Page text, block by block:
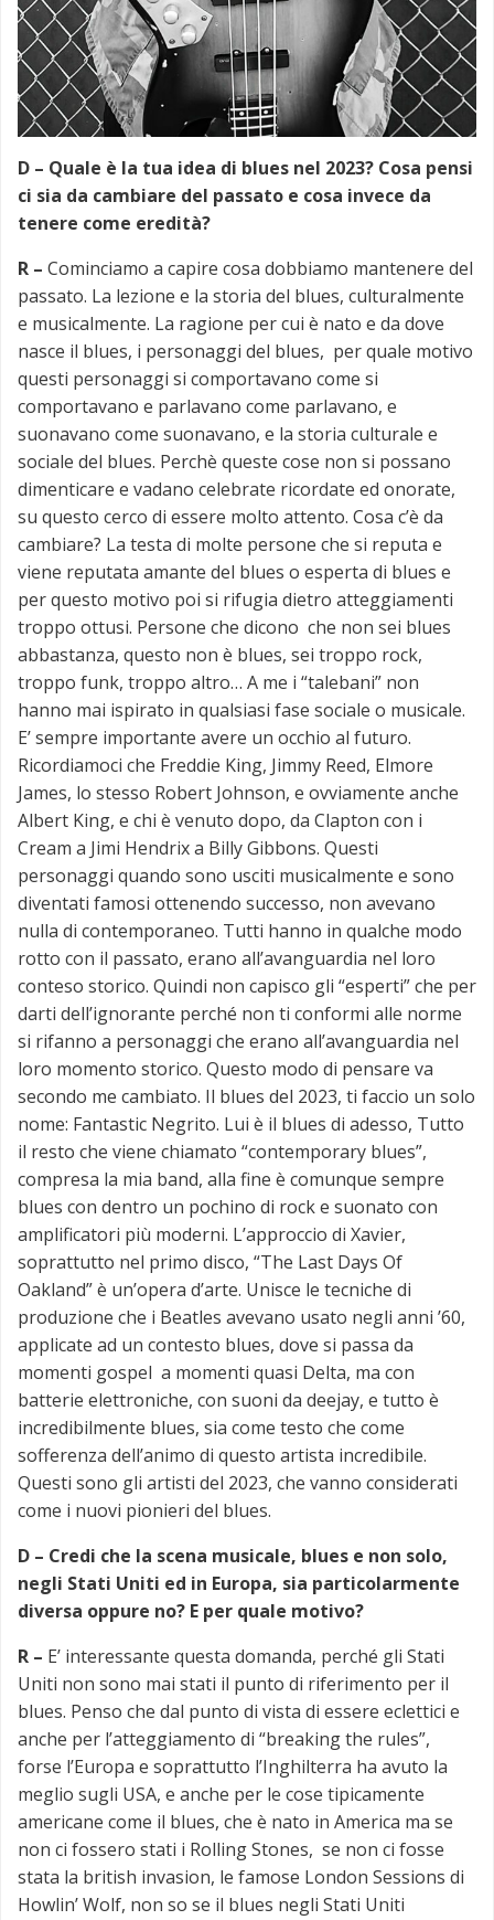
D – Quale è la tua idea di blues nel 2023? Cosa pensi
ci sia da cambiare del passato e cosa invece da
tenere come eredità?
R – Cominciamo a capire cosa dobbiamo mantenere del
passato. La lezione e la storia del blues, culturalmente
e musicalmente. La ragione per cui è nato e da dove
nasce il blues, i personaggi del blues, per quale motivo
questi personaggi si comportavano come si
comportavano e parlavano come parlavano, e
suonavano come suonavano, e la storia culturale e
sociale del blues. Perchè queste cose non si possano
dimenticare e vadano celebrate ricordate ed onorate,
su questo cerco di essere molto attento. Cosa c’è da
cambiare? La testa di molte persone che si reputa e
viene reputata amante del blues o esperta di blues e
per questo motivo poi si rifugia dietro atteggiamenti
troppo ottusi. Persone che dicono che non sei blues
abbastanza, questo non è blues, sei troppo rock,
troppo funk, troppo altro… A me i “talebani” non
hanno mai ispirato in qualsiasi fase sociale o musicale.
E’ sempre importante avere un occhio al futuro.
Ricordiamoci che Freddie King, Jimmy Reed, Elmore
James, lo stesso Robert Johnson, e ovviamente anche
Albert King, e chi è venuto dopo, da Clapton con i
Cream a Jimi Hendrix a Billy Gibbons. Questi
personaggi quando sono usciti musicalmente e sono
diventati famosi ottenendo successo, non avevano
nulla di contemporaneo. Tutti hanno in qualche modo
rotto con il passato, erano all’avanguardia nel loro
conteso storico. Quindi non capisco gli “esperti” che per
darti dell’ignorante perché non ti conformi alle norme
si rifanno a personaggi che erano all’avanguardia nel
loro momento storico. Questo modo di pensare va
secondo me cambiato. Il blues del 2023, ti faccio un solo
nome: Fantastic Negrito. Lui è il blues di adesso, Tutto
il resto che viene chiamato “contemporary blues”,
compresa la mia band, alla fine è comunque sempre
blues con dentro un pochino di rock e suonato con
amplificatori più moderni. L’approccio di Xavier,
soprattutto nel primo disco, “The Last Days Of
Oakland” è un’opera d’arte. Unisce le tecniche di
produzione che i Beatles avevano usato negli anni ’60,
applicate ad un contesto blues, dove si passa da
momenti gospel a momenti quasi Delta, ma con
batterie elettroniche, con suoni da deejay, e tutto è
incredibilmente blues, sia come testo che come
sofferenza dell’animo di questo artista incredibile.
Questi sono gli artisti del 2023, che vanno considerati
come i nuovi pionieri del blues.
D – Credi che la scena musicale, blues e non solo,
negli Stati Uniti ed in Europa, sia particolarmente
diversa oppure no? E per quale motivo?
R – E’ interessante questa domanda, perché gli Stati
Uniti non sono mai stati il punto di riferimento per il
blues. Penso che dal punto di vista di essere eclettici e
anche per l’atteggiamento di “breaking the rules”,
forse l’Europa e soprattutto l’Inghilterra ha avuto la
meglio sugli USA, e anche per le cose tipicamente
americane come il blues, che è nato in America ma se
non ci fossero stati i Rolling Stones, se non ci fosse
stata la british invasion, le famose London Sessions di
Howlin’ Wolf, non so se il blues negli Stati Uniti